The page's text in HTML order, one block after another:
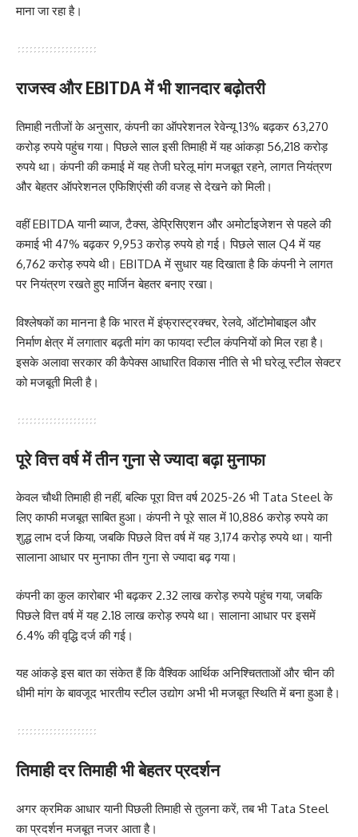
माना जा रहा है।
राजस्व और EBITDA में भी शानदार बढ़ोतरी
तिमाही नतीजों के अनुसार, कंपनी का ऑपरेशनल रेवेन्यू 13% बढ़कर 63,270
करोड़ रुपये पहुंच गया। पिछले साल इसी तिमाही में यह आंकड़ा 56,218 करोड़
रुपये था। कंपनी की कमाई में यह तेजी घरेलू मांग मजबूत रहने, लागत नियंत्रण
और बेहतर ऑपरेशनल एफिशिएंसी की वजह से देखने को मिली।
वहीं EBITDA यानी ब्याज, टैक्स, डेप्रिसिएशन और अमोर्टाइजेशन से पहले की
कमाई भी 47% बढ़कर 9,953 करोड़ रुपये हो गई। पिछले साल Q4 में यह
6,762 करोड़ रुपये थी। EBITDA में सुधार यह दिखाता है कि कंपनी ने लागत
पर नियंत्रण रखते हुए मार्जिन बेहतर बनाए रखा।
विश्लेषकों का मानना है कि भारत में इंफ्रास्ट्रक्चर, रेलवे, ऑटोमोबाइल और
निर्माण क्षेत्र में लगातार बढ़ती मांग का फायदा स्टील कंपनियों को मिल रहा है।
इसके अलावा सरकार की कैपेक्स आधारित विकास नीति से भी घरेलू स्टील सेक्टर
को मजबूती मिली है।
पूरे वित्त वर्ष में तीन गुना से ज्यादा बढ़ा मुनाफा
केवल चौथी तिमाही ही नहीं, बल्कि पूरा वित्त वर्ष 2025-26 भी Tata Steel के
लिए काफी मजबूत साबित हुआ। कंपनी ने पूरे साल में 10,886 करोड़ रुपये का
शुद्ध लाभ दर्ज किया, जबकि पिछले वित्त वर्ष में यह 3,174 करोड़ रुपये था। यानी
सालाना आधार पर मुनाफा तीन गुना से ज्यादा बढ़ गया।
कंपनी का कुल कारोबार भी बढ़कर 2.32 लाख करोड़ रुपये पहुंच गया, जबकि
पिछले वित्त वर्ष में यह 2.18 लाख करोड़ रुपये था। सालाना आधार पर इसमें
6.4% की वृद्धि दर्ज की गई।
यह आंकड़े इस बात का संकेत हैं कि वैश्विक आर्थिक अनिश्चितताओं और चीन की
धीमी मांग के बावजूद भारतीय स्टील उद्योग अभी भी मजबूत स्थिति में बना हुआ है।
तिमाही दर तिमाही भी बेहतर प्रदर्शन
अगर क्रमिक आधार यानी पिछली तिमाही से तुलना करें, तब भी Tata Steel
का प्रदर्शन मजबूत नजर आता है।